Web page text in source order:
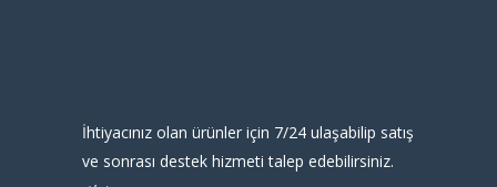
İhtiyacınız olan ürünler için 7/24 ulaşabilip satış
ve sonrası destek hizmeti talep edebilirsiniz.